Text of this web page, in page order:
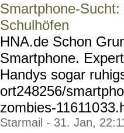
Smartphone-
Schulhöfen
HNA.de Schon
Smartphone.
Handys sogar
ort248256/
zombies-116110
Starmail - 31. Jan,